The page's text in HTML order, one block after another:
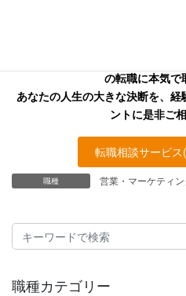
の転職に本気で
あなたの人生の大きな決断を、
ントに是非ご
転職相談サービ
職種 営業・マーケティ
職種カテゴリー